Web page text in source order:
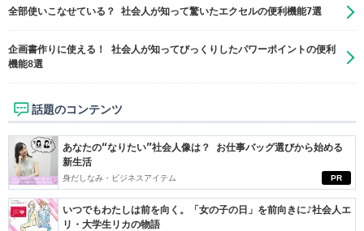
全部使いこなせている？ 社会人が知って驚いたエクセルの便利機能7選
企画書作りに使える！ 社会人が知ってびっくりしたパワーポイントの便利
機能8選
話題のコンテンツ
PR
あなたの“なりたい”社会人像は？ お仕事バッグ選びから始める
新生活
身だしなみ・ビジネスアイテム
いつでもわたしは前を向く。「女の子の日」を前向きに♪社会人エ
リ・大学生リカの物語